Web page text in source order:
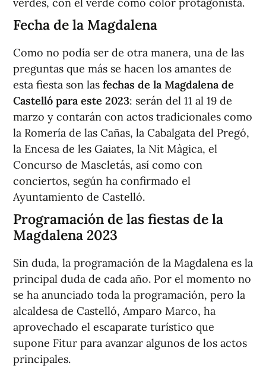
Fecha de la Magdalena
Como no podía ser de otra manera, una de las
preguntas que más se hacen los amantes de
esta fiesta son las fechas de la Magdalena de
Castelló para este 2023: serán del 11 al 19 de
marzo y contarán con actos tradicionales como
la Romería de las Cañas, la Cabalgata del Pregó,
la Encesa de les Gaiates, la Nit Màgica, el
Concurso de Mascletás, así como con
conciertos, según ha confirmado el
Ayuntamiento de Castelló.
Programación de las fiestas de la
Magdalena 2023
Sin duda, la programación de la Magdalena es la
principal duda de cada año. Por el momento no
se ha anunciado toda la programación, pero la
alcaldesa de Castelló, Amparo Marco, ha
aprovechado el escaparate turístico que
supone Fitur para avanzar algunos de los actos
principales.